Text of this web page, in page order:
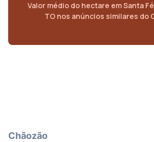
Valor médio do hectare emSanta
TO nos anúncios similares do
Chãozão